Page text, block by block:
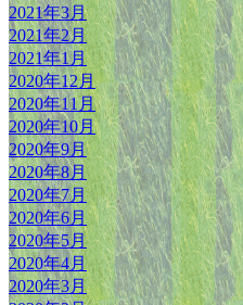
2021年3月
2021年2月
2021年1月
2020年12月
2020年11月
2020年10月
2020年9月
2020年8月
2020年7月
2020年6月
2020年5月
2020年4月
2020年3月